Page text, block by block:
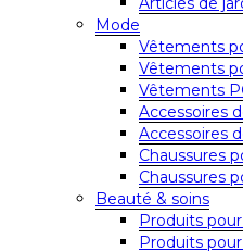
Mode
Vêtements
Vêtements
Vêtements
Accessoires
Accessoires
Chaussures
Chaussures
Beauté & soins
Produits
Produits